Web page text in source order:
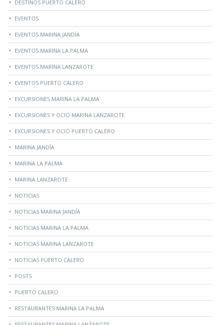
DESTINOS PUERTO CALERO
EVENTOS
EVENTOS MARINA JANDÍA
EVENTOS MARINA LA PALMA
EVENTOS MARINA LANZAROTE
EVENTOS PUERTO CALERO
EXCURSIONES MARINA LA PALMA
EXCURSIONES Y OCIO MARINA LANZAROTE
EXCURSIONES Y OCIO PUERTO CALERO
MARINA JANDÍA
MARINA LA PALMA
MARINA LANZAROTE
NOTICIAS
NOTICIAS MARINA JANDÍA
NOTICIAS MARINA LA PALMA
NOTICIAS MARINA LANZAROTE
NOTICIAS PUERTO CALERO
POSTS
PUERTO CALERO
RESTAURANTES MARINA LA PALMA